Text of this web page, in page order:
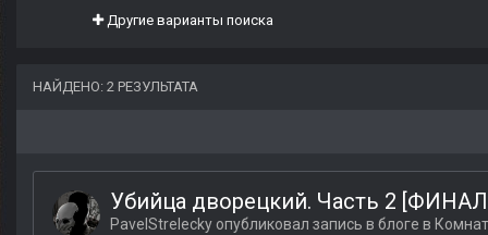
Другие варианты поиска
НАЙДЕНО: 2 РЕЗУЛЬТАТА
Убийца дворецкий. Часть 2
PavelStrelecky опубликовал запись в блоге в